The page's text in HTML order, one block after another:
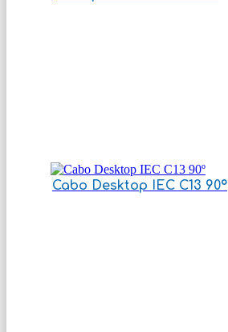
Cabo Desktop IEC C13 90º